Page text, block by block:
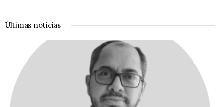
Últimas noticias